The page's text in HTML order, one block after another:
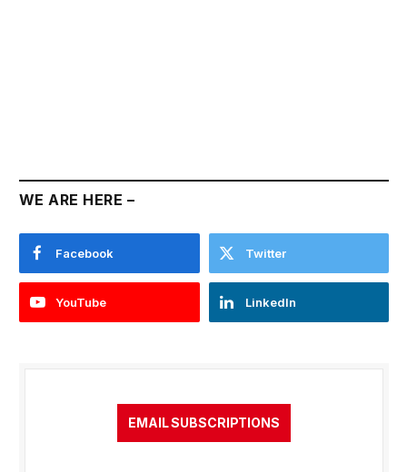
WE ARE HERE –
Facebook Twitter
YouTube LinkedIn
EMAIL SUBSCRIPTIONS